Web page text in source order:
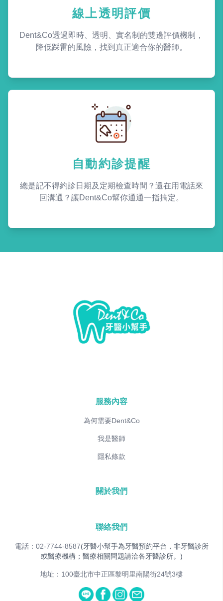
線上透明評價
Dent&Co透過即時、透明、實名制的雙邊評價機制，
降低踩雷的風險，找到真正適合你的醫師。
自動約診提醒
總是記不得約診日期及定期檢查時間？還在用電話來
回溝通？讓Dent&Co幫你通通一指搞定。
服務內容
為何需要Dent&Co
我是醫師
隱私條款
關於我們
聯絡我們
電話：02-7744-8587(牙醫小幫手為牙醫預約平台，非牙醫診所
或醫療機構；醫療相關問題請洽各牙醫診所。)
地址：100臺北市中正區黎明里南陽街24號3樓